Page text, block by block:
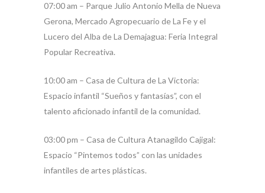
07:00 am – Parque Julio Antonio Mella de Nueva
Gerona, Mercado Agropecuario de La Fe y el
Lucero del Alba de La Demajagua: Feria Integral
Popular Recreativa.
10:00 am – Casa de Cultura de La Victoria:
Espacio infantil “Sueños y fantasías”, con el
talento aficionado infantil de la comunidad.
03:00 pm – Casa de Cultura Atanagildo Cajigal:
Espacio “Pintemos todos” con las unidades
infantiles de artes plásticas.